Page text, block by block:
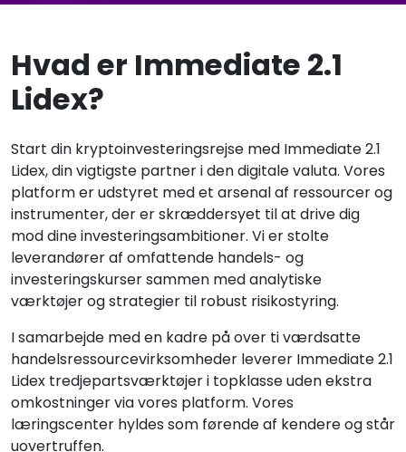
Hvad er Immediate 2.1
Lidex?
Start din kryptoinvesteringsrejse med Immediate 2.1
Lidex, din vigtigste partner i den digitale valuta. Vores
platform er udstyret med et arsenal af ressourcer og
instrumenter, der er skræddersyet til at drive dig
mod dine investeringsambitioner. Vi er stolte
leverandører af omfattende handels- og
investeringskurser sammen med analytiske
værktøjer og strategier til robust risikostyring.
I samarbejde med en kadre på over ti værdsatte
handelsressourcevirksomheder leverer Immediate 2.1
Lidex tredjepartsværktøjer i topklasse uden ekstra
omkostninger via vores platform. Vores
læringscenter hyldes som førende af kendere og står
uovertruffen.